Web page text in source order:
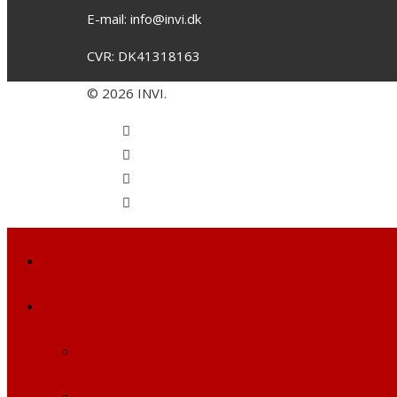
E-mail: info@invi.dk
CVR: DK41318163
© 2026 INVI.